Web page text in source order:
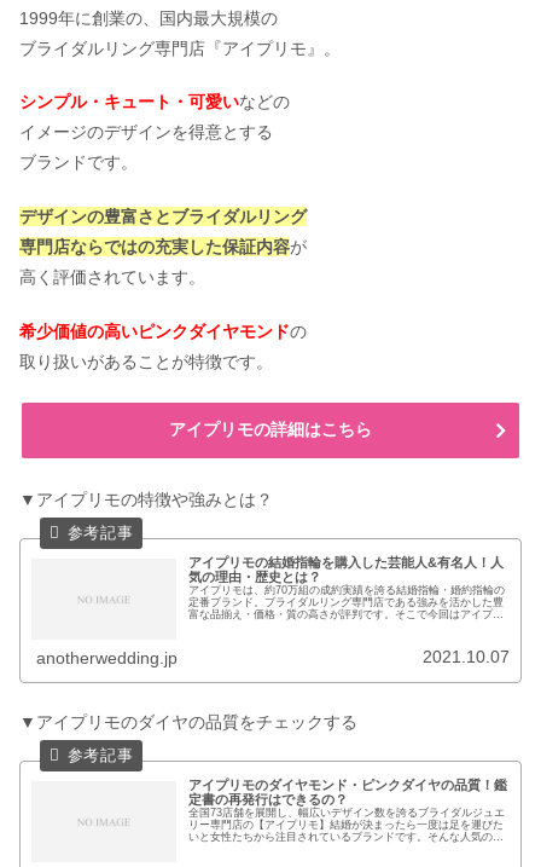
1999年に創業の、国内最大規模の
ブライダルリング専門店『アイプリモ』。
シンプル・キュート・可愛いなどの
イメージのデザインを得意とする
ブランドです。
デザインの豊富さとブライダルリング
専門店ならではの充実した保証内容が
高く評価されています。
希少価値の高いピンクダイヤモンドの
取り扱いがあることが特徴です。
アイプリモの詳細はこちら
▼アイプリモの特徴や強みとは？
アイプリモの結婚指輪を購入した芸能人&有名人！人
気の理由・歴史とは？
アイプリモは、約70万組の成約実績を誇る結婚指輪・婚約指輪の
定番ブランド。ブライダルリング専門店である強みを活かした豊
富な品揃え・価格・質の高さが評判です。そこで今回はアイプリ
anotherwedding.jp 2021.10.07
▼アイプリモのダイヤの品質をチェックする
アイプリモのダイヤモンド・ピンクダイヤの品質！鑑
定書の再発行はできるの？
全国73店舗を展開し、幅広いデザイン数を誇るブライダルジュエ
リー専門店の【アイプリモ】結婚が決まったら一度は足を運びた
いと女性たちから注目されているブランドです。そんな人気のア